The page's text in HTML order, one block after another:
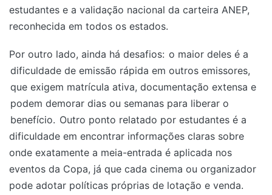
estudantes e a validação nacional da carteira ANEP,
reconhecida em todos os estados.
Por outro lado, ainda há desafios: o maior deles é a
dificuldade de emissão rápida em outros emissores,
que exigem matrícula ativa, documentação extensa e
podem demorar dias ou semanas para liberar o
benefício. Outro ponto relatado por estudantes é a
dificuldade em encontrar informações claras sobre
onde exatamente a meia-entrada é aplicada nos
eventos da Copa, já que cada cinema ou organizador
pode adotar políticas próprias de lotação e venda.